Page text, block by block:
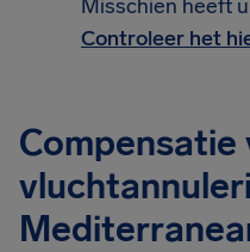
Misschien heeft
Controleer het
Compensatie